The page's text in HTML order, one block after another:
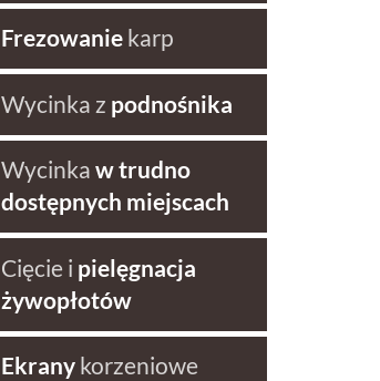
Frezowaniekarp
Wycinka z podnośnika
Wycinka w trudno
dostępnych miejscach
Cięcie i pielęgnacja
żywopłotów
Ekranykorzeniowe